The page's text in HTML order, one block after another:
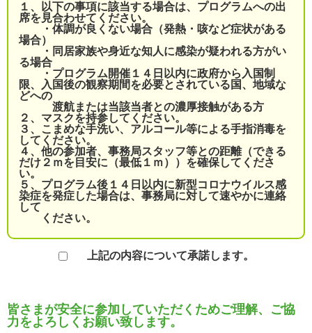
１、以下の事項に該当する場合は、プログラムへの出
席を見合わせてください。
・体調が良くない場合（発熱・咳など症状がある
場合）
・同居家族や身近な知人に感染が疑われる方がい
る場合
・プログラム開催１４日以内に政府から入国制
限、入国後の観察期間を必要とされている国、地域な
どへの
渡航または当該当者との濃厚接触がある方
２、マスクを持参してください。
３、こまめな手洗い、アルコール等による手指消毒を
してください。
４、他の参加者、事務局スタッフ等との距離（できる
だけ２ｍを目安に（最低１ｍ））を確保してくださ
い。
５、プログラム後１４日以内に新型コロナウイルス感
染症を発症した場合は、事務局に対して速やかに連絡
して
ください。
上記の内容について承諾します。
皆さまが安全に参加していただくためご理解、ご協
力をよろしくお願い致します。